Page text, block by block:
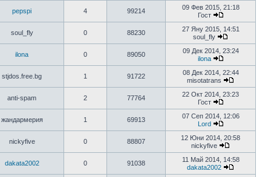
pepspi 4 99214
09 Фев 2015, 21:18
Гост
soul_fly 0 88230
27 Яну 2015, 14:51
soul_fly
ilona 0 89050
09 Дек 2014, 23:24
ilona
stjdos.free.bg 1 91722
08 Дек 2014, 22:44
misotatrans
anti-spam 2 77764
22 Окт 2014, 23:23
Гост
жандармерия 1 69913
07 Сеп 2014, 12:06
Lord
nickyfive 0 88807
12 Юни 2014, 20:58
nickyfive
dakata2002 0 91038
11 Май 2014, 14:58
dakata2002